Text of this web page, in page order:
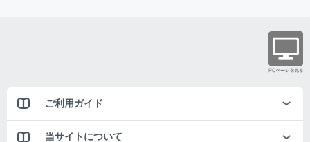
ご利用ガイド
当サイトについて